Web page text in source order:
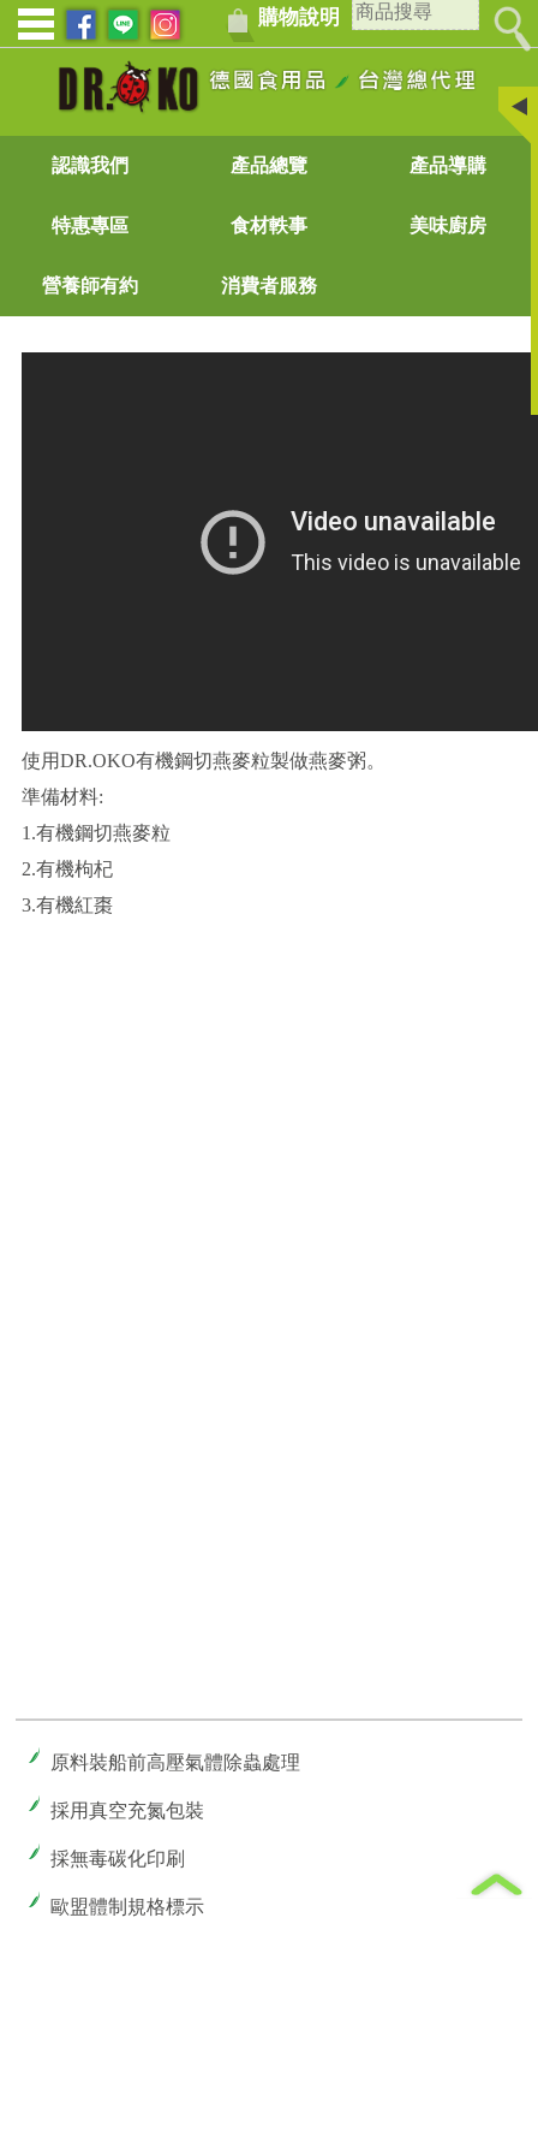
購物說明
認識我們 產品總覽 產品導購
特惠專區 食材軼事 美味廚房
營養師有約 消費者服務
使用DR.OKO有機鋼切燕麥粒製做燕麥粥。
準備材料:
1.有機鋼切燕麥粒
2.有機枸杞
3.有機紅棗
原料裝船前高壓氣體除蟲處理
採用真空充氮包裝
採無毒碳化印刷
歐盟體制規格標示